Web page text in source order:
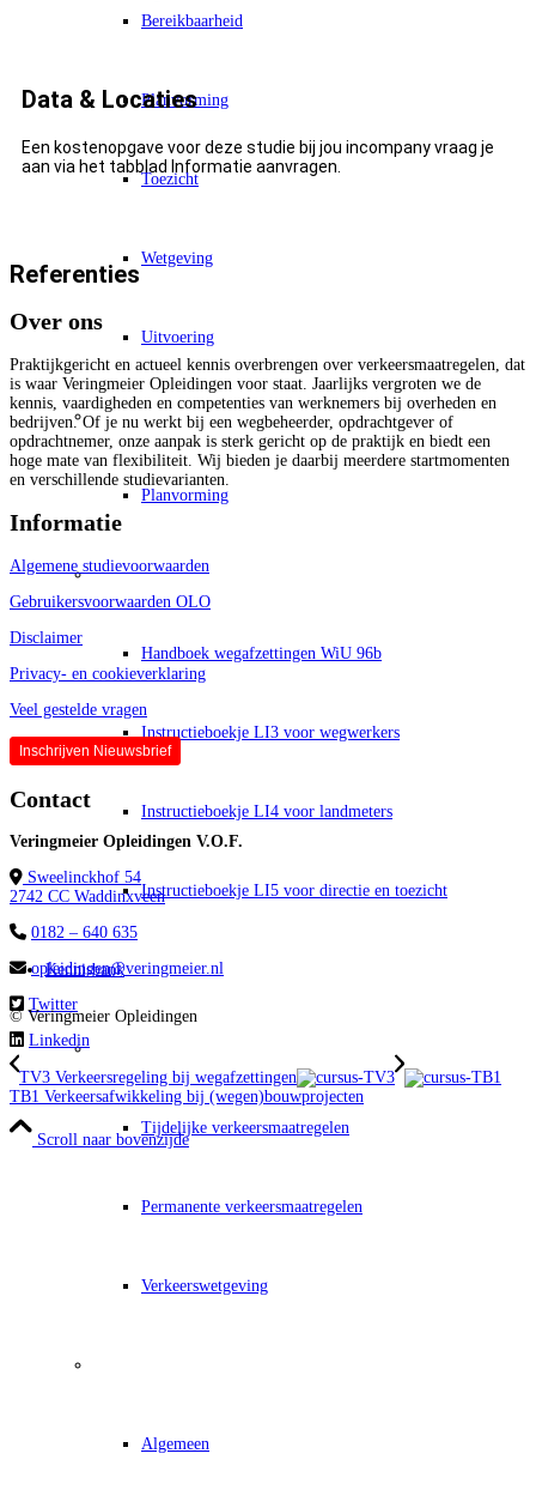
Bereikbaarheid
Planvorming
Toezicht
Wetgeving
Uitvoering
Permanente verkeersmaatregelen
Planvorming
Leermiddelen
Handboek wegafzettingen WiU 96b
Instructieboekje LI3 voor wegwerkers
Instructieboekje LI4 voor landmeters
Instructieboekje LI5 voor directie en toezicht
Kennisbank
Tijdelijke verkeersmaatregelen
Permanente verkeersmaatregelen
Verkeerswetgeving
Algemeen
Data & Locaties
Een kostenopgave voor deze studie bij jou incompany vraag je
aan via het tabblad Informatie aanvragen.
Referenties
Over ons
Praktijkgericht en actueel kennis overbrengen over verkeersmaatregelen, dat
is waar Veringmeier Opleidingen voor staat. Jaarlijks vergroten we de
kennis, vaardigheden en competenties van werknemers bij overheden en
bedrijven. Of je nu werkt bij een wegbeheerder, opdrachtgever of
opdrachtnemer, onze aanpak is sterk gericht op de praktijk en biedt een
hoge mate van flexibiliteit. Wij bieden je daarbij meerdere startmomenten
en verschillende studievarianten.
Informatie
Algemene studievoorwaarden
Gebruikersvoorwaarden OLO
Disclaimer
Privacy- en cookieverklaring
Veel gestelde vragen
Inschrijven Nieuwsbrief
Contact
Veringmeier Opleidingen V.O.F.
Sweelinckhof 54
2742 CC Waddinxveen
0182 – 640 635
opleidingen@veringmeier.nl
Twitter
Linkedin
© Veringmeier Opleidingen
TV3 Verkeersregeling bij wegafzettingen
TB1 Verkeersafwikkeling bij (wegen)bouwprojecten
Scroll naar bovenzijde